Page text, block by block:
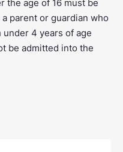
the age of 16 must be
parent or guardian who
under 4 years of age
be admitted into the